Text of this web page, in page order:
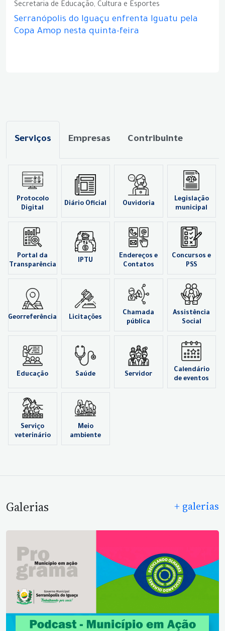
Secretaria de Educação, Cultura e Esportes
Serranópolis do Iguaçu enfrenta Iguatu pela
Copa Amop nesta quinta-feira
Serviços Empresas Contribuinte
Protocolo
Digital
Diário Oficial Ouvidoria
Legislação
municipal
Portal da
Transparência
IPTU
Endereços e
Contatos
Concursos e
PSS
Georreferência Licitações
Chamada
pública
Assistência
Social
Educação Saúde Servidor
Calendário
de eventos
Serviço
veterinário
Meio
ambiente
Galerias + galerias